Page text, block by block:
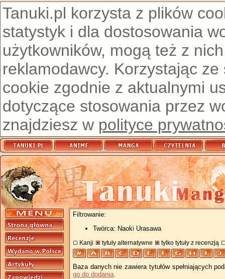
Tanuki.pl korzysta z plików
statystyk i dla dostosowania
użytkowników, mogą też z
reklamodawcy. Korzystając
cookie zgodnie z aktualnymi
dotyczące stosowania przez
znajdziesz w polityce
Filtrowanie:
Twórca: Naoki Urasawa
Kanji tytuły alternatywne tylko tytuły z recenzją
Baza danych nie zawiera tytułów spełniających
go do dodania.